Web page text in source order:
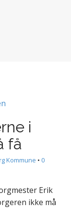
i
få
Kommune • 0
Erik
ikke må